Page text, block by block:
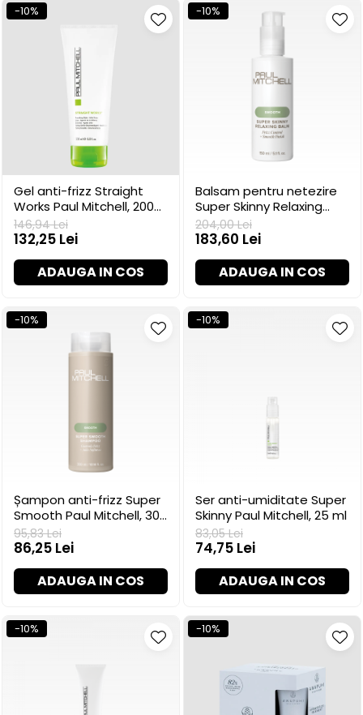
-10%
Gel anti-frizz Straight
Works Paul Mitchell, 200
ml
146,94 Lei
132,25 Lei
ADAUGA IN COS
-10%
Balsam pentru netezire
Super Skinny Relaxing
Paul Mitchell, 200 ml
204,00 Lei
183,60 Lei
ADAUGA IN COS
-10%
Șampon anti-frizz Super
Smooth Paul Mitchell, 300
ml
95,83 Lei
86,25 Lei
ADAUGA IN COS
-10%
Ser anti-umiditate Super
Skinny Paul Mitchell, 25 ml
83,05 Lei
74,75 Lei
ADAUGA IN COS
-10% -10%